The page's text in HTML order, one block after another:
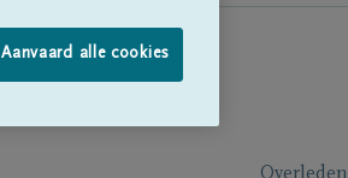
Aanvaard alle cookies